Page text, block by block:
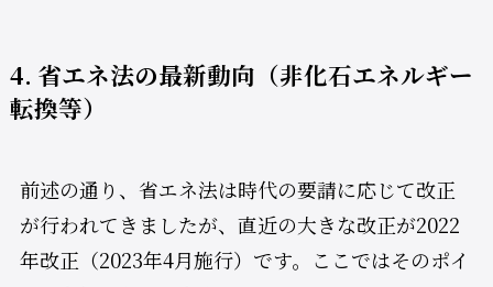
4. 省エネ法の最新動向（非化石エネルギー
転換等）
前述の通り、省エネ法は時代の要請に応じて改正
が行われてきましたが、直近の大きな改正が2022
年改正（2023年4月施行）です。ここではそのポイ